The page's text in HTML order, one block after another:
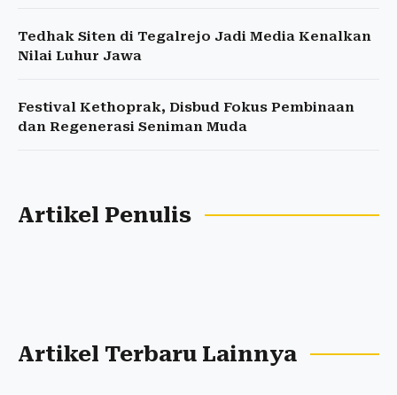
Tedhak Siten di Tegalrejo Jadi Media Kenalkan
Nilai Luhur Jawa
Festival Kethoprak, Disbud Fokus Pembinaan
dan Regenerasi Seniman Muda
Artikel Penulis
Artikel Terbaru Lainnya